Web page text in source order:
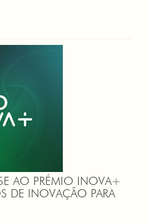
AO PRÉMIO INOVA+
DE INOVAÇÃO PARA